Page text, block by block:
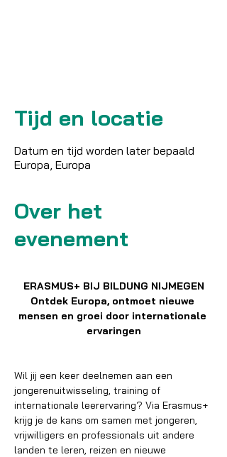
Tijd en locatie
Datum en tijd worden later bepaald
Europa, Europa
Over het
evenement
ERASMUS+ BIJ BILDUNG NIJMEGEN
Ontdek Europa, ontmoet nieuwe
mensen en groei door internationale
ervaringen
Wil jij een keer deelnemen aan een
jongerenuitwisseling, training of
internationale leerervaring? Via Erasmus+
krijg je de kans om samen met jongeren,
vrijwilligers en professionals uit andere
landen te leren, reizen en nieuwe